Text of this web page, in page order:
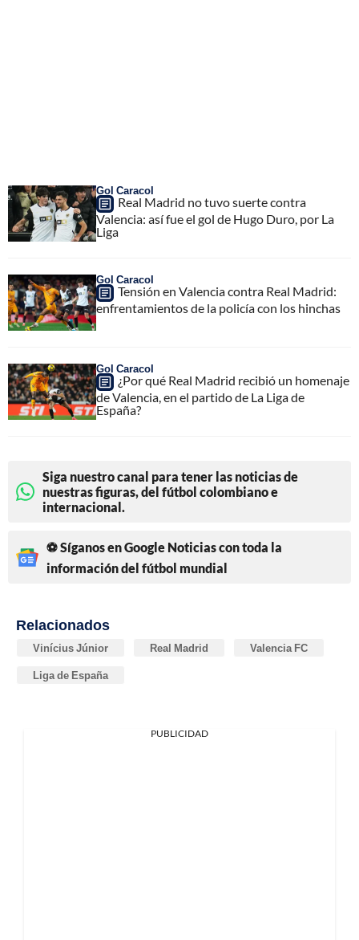
Gol Caracol
Real Madrid no tuvo suerte contra
Valencia: así fue el gol de Hugo Duro, por La
Liga
Gol Caracol
Tensión en Valencia contra Real Madrid:
enfrentamientos de la policía con los hinchas
Gol Caracol
¿Por qué Real Madrid recibió un homenaje
de Valencia, en el partido de La Liga de
España?
Siga nuestro canal para tener las noticias de
nuestras figuras, del fútbol colombiano e
internacional.
⚽ Síganos en Google Noticias con toda la
información del fútbol mundial
Relacionados
Vinícius Júnior Real Madrid Valencia FC
Liga de España
PUBLICIDAD